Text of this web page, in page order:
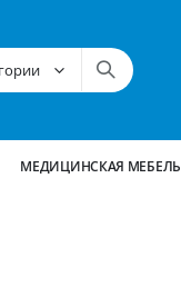
МЕДИЦИНСКАЯ МЕБЕЛЬ